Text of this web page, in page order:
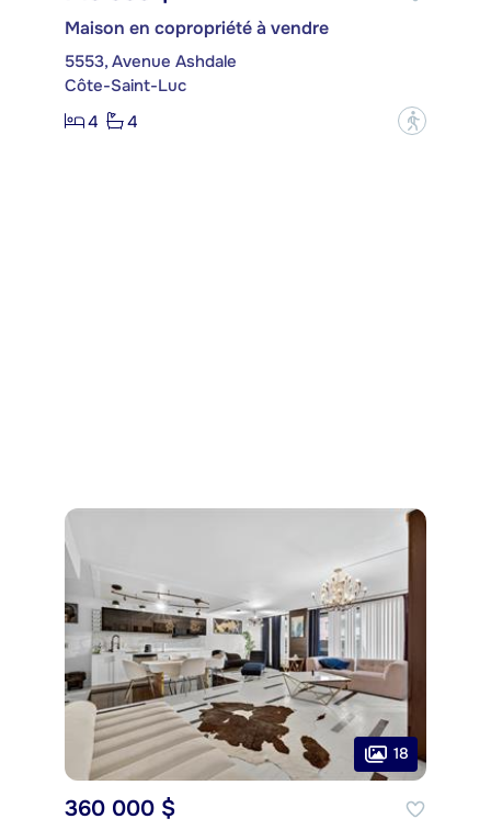
Maison en copropriété à vendre
5553, Avenue Ashdale
Côte-Saint-Luc
4
4 ?
18
360 000 $